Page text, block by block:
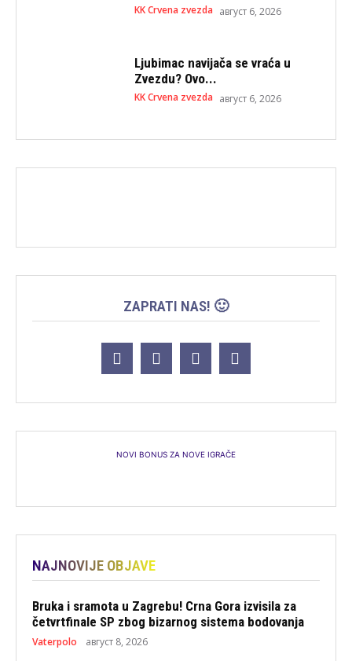
KK Crvena zvezda август 6, 2026
Ljubimac navijača se vraća u
Zvezdu? Ovo...
KK Crvena zvezda август 6, 2026
ZAPRATI NAS! 🙂
NOVI BONUS ZA NOVE IGRAČE
NAJNOVIJE OBJAVE
Bruka i sramota u Zagrebu! Crna Gora izvisila za
četvrtfinale SP zbog bizarnog sistema bodovanja
Vaterpolo август 8, 2026